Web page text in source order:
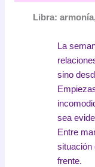
Libra:
La
sino
sea
Entre
situación
frente.